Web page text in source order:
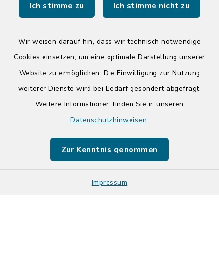
Ich stimme zu Ich stimme nicht zu
Wir weisen darauf hin, dass wir technisch notwendige
Cookies einsetzen, um eine optimale Darstellung unserer
Website zu ermöglichen. Die Einwilligung zur Nutzung
weiterer Dienste wird bei Bedarf gesondert abgefragt.
Weitere Informationen finden Sie in unseren
Datenschutzhinweisen.
Zur Kenntnis genommen
Impressum
Tourist-Info der Stadt Bad Segeberg
Barrierefreiheit
Impressum
Sitemap